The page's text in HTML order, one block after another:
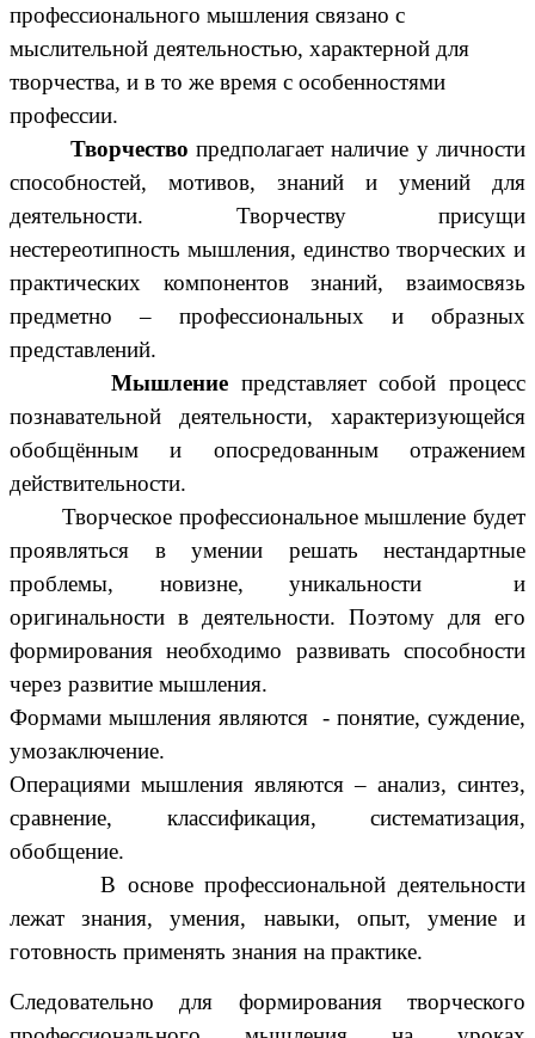
профессионального мышления связано с
мыслительной деятельностью, характерной для
творчества, и в то же время с особенностями
профессии.
Творчество предполагает наличие у личности
способностей, мотивов, знаний и умений для
деятельности. Творчеству присущи
нестереотипность мышления, единство творческих и
практических компонентов знаний, взаимосвязь
предметно – профессиональных и образных
представлений.
Мышление представляет собой процесс
познавательной деятельности, характеризующейся
обобщённым и опосредованным отражением
действительности.
Творческое профессиональное мышление будет
проявляться в умении решать нестандартные
проблемы, новизне, уникальности и
оригинальности в деятельности. Поэтому для его
формирования необходимо развивать способности
через развитие мышления.
Формами мышления являются - понятие, суждение,
умозаключение.
Операциями мышления являются – анализ, синтез,
сравнение, классификация, систематизация,
обобщение.
В основе профессиональной деятельности
лежат знания, умения, навыки, опыт, умение и
готовность применять знания на практике.
Следовательно для формирования творческого